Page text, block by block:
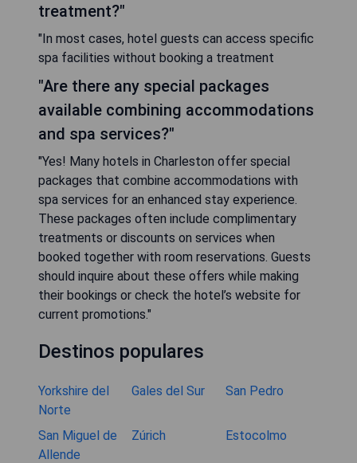
treatment?"
"In most cases, hotel guests can access specific
spa facilities without booking a treatment
"Are there any special packages
available combining accommodations
and spa services?"
"Yes! Many hotels in Charleston offer special
packages that combine accommodations with
spa services for an enhanced stay experience.
These packages often include complimentary
treatments or discounts on services when
booked together with room reservations. Guests
should inquire about these offers while making
their bookings or check the hotel’s website for
current promotions."
Destinos populares
Yorkshire del
Norte
Gales del Sur San Pedro
San Miguel de
Allende
Zúrich Estocolmo